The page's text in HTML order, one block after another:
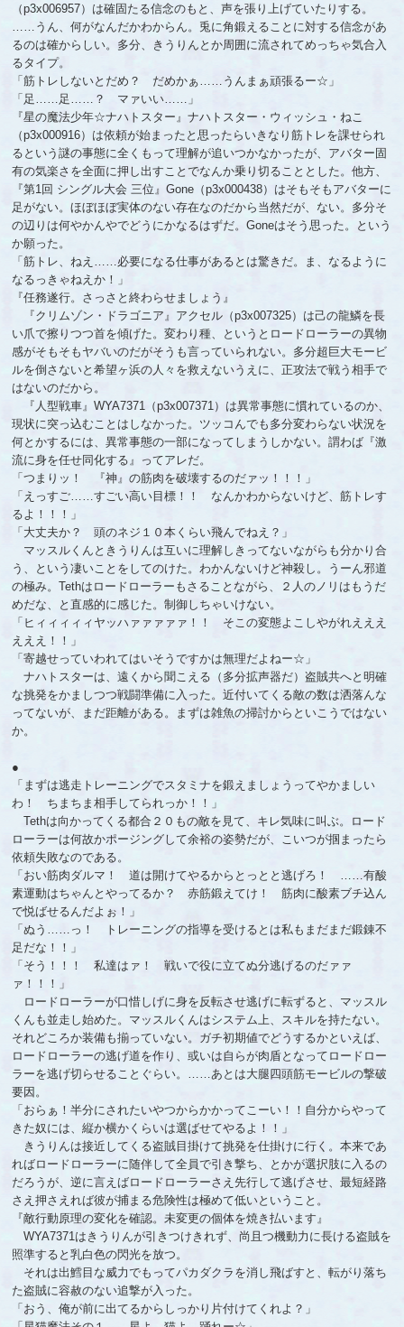
（p3x006957）は確固たる信念のもと、声を張り上げていたりする。
……うん、何がなんだかわからん。兎に角鍛えることに対する信念があ
るのは確からしい。多分、きうりんとか周囲に流されてめっちゃ気合入
るタイプ。
「筋トレしないとだめ？ だめかぁ……うんまぁ頑張るー☆」
「足……足……？ マァいい……」
『星の魔法少年☆ナハトスター』ナハトスター・ウィッシュ・ねこ
（p3x000916）は依頼が始まったと思ったらいきなり筋トレを課せられ
るという謎の事態に全くもって理解が追いつかなかったが、アバター固
有の気楽さを全面に押し出すことでなんか乗り切ることとした。他方、
『第1回 シングル大会 三位』Gone（p3x000438）はそもそもアバターに
足がない。ほぼほぼ実体のない存在なのだから当然だが、ない。多分そ
の辺りは何やかんやでどうにかなるはずだ。Goneはそう思った。という
か願った。
「筋トレ、ねえ……必要になる仕事があるとは驚きだ。ま、なるように
なるっきゃねえか！」
『任務遂行。さっさと終わらせましょう』
『クリムゾン・ドラゴニア』アクセル（p3x007325）は己の龍鱗を長
い爪で擦りつつ首を傾げた。変わり種、というとロードローラーの異物
感がそもそもヤバいのだがそうも言っていられない。多分超巨大モービ
ルを倒さないと希望ヶ浜の人々を救えないうえに、正攻法で戦う相手で
はないのだから。
『人型戦車』WYA7371（p3x007371）は異常事態に慣れているのか、
現状に突っ込むことはしなかった。ツッコんでも多分変わらない状況を
何とかするには、異常事態の一部になってしまうしかない。謂わば『激
流に身を任せ同化する』ってアレだ。
「つまりッ！ 『神』の筋肉を破壊するのだァッ！！！」
「えっすご……すごい高い目標！！ なんかわからないけど、筋トレす
るよ！！！」
「大丈夫か？ 頭のネジ１０本くらい飛んでねえ？」
マッスルくんときうりんは互いに理解しきってないながらも分かり合
う、という凄いことをしてのけた。わかんないけど神殺し。うーん邪道
の極み。Tethはロードローラーもさることながら、２人のノリはもうだ
めだな、と直感的に感じた。制御しちゃいけない。
「ヒィィィィィヤッハァァァァァ！！ そこの変態よこしやがれえええ
えええ！！」
「寄越せっていわれてはいそうですかは無理だよねー☆」
ナハトスターは、遠くから聞こえる（多分拡声器だ）盗賊共へと明確
な挑発をかましつつ戦闘準備に入った。近付いてくる敵の数は洒落んな
ってないが、まだ距離がある。まずは雑魚の掃討からといこうではない
か。
●
「まずは逃走トレーニングでスタミナを鍛えましょうってやかましい
わ！ ちまちま相手してられっか！！」
Tethは向かってくる都合２０もの敵を見て、キレ気味に叫ぶ。ロード
ローラーは何故かポージングして余裕の姿勢だが、こいつが掴まったら
依頼失敗なのである。
「おい筋肉ダルマ！ 道は開けてやるからとっとと逃げろ！ ……有酸
素運動はちゃんとやってるか？ 赤筋鍛えてけ！ 筋肉に酸素ブチ込ん
で悦ばせるんだよぉ！」
「ぬう……っ！ トレーニングの指導を受けるとは私もまだまだ鍛錬不
足だな！！」
「そう！！！ 私達はァ！ 戦いで役に立てぬ分逃げるのだァァ
ァ！！！」
ロードローラーが口惜しげに身を反転させ逃げに転ずると、マッスル
くんも並走し始めた。マッスルくんはシステム上、スキルを持たない。
それどころか装備も揃っていない。ガチ初期値でどうするかといえば、
ロードローラーの逃げ道を作り、或いは自らが肉盾となってロードロー
ラーを逃げ切らせることぐらい。……あとは大腿四頭筋モービルの撃破
要因。
「おらぁ！ㅤ半分にされたいやつからかかってこーい！！ㅤ自分からやって
きた奴には、縦か横かくらいは選ばせてやるよ！！」
きうりんは接近してくる盗賊目掛けて挑発を仕掛けに行く。本来であ
ればロードローラーに随伴して全員で引き撃ち、とかが選択肢に入るの
だろうが、逆に言えばロードローラーさえ先行して逃げさせ、最短経路
さえ押さえれば彼が捕まる危険性は極めて低いということ。
『敵行動原理の変化を確認。未変更の個体を焼き払います』
WYA7371はきうりんが引きつけきれず、尚且つ機動力に長ける盗賊を
照準すると乳白色の閃光を放つ。
それは出鱈目な威力でもってパカダクラを消し飛ばすと、転がり落ち
た盗賊に容赦のない追撃が入った。
「おう、俺が前に出てるからしっかり片付けてくれよ？」